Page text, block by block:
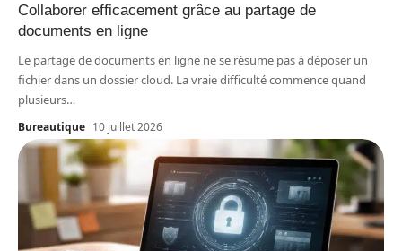
Collaborer efficacement grâce au partage de
documents en ligne
Le partage de documents en ligne ne se résume pas à déposer un
fichier dans un dossier cloud. La vraie difficulté commence quand
plusieurs…
Bureautique 10 juillet 2026